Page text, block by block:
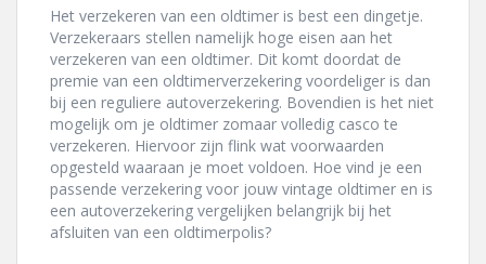
Het verzekeren van een oldtimer is best een dingetje.
Verzekeraars stellen namelijk hoge eisen aan het
verzekeren van een oldtimer. Dit komt doordat de
premie van een oldtimerverzekering voordeliger is dan
bij een reguliere autoverzekering. Bovendien is het niet
mogelijk om je oldtimer zomaar volledig casco te
verzekeren. Hiervoor zijn flink wat voorwaarden
opgesteld waaraan je moet voldoen. Hoe vind je een
passende verzekering voor jouw vintage oldtimer en is
een autoverzekering vergelijken belangrijk bij het
afsluiten van een oldtimerpolis?